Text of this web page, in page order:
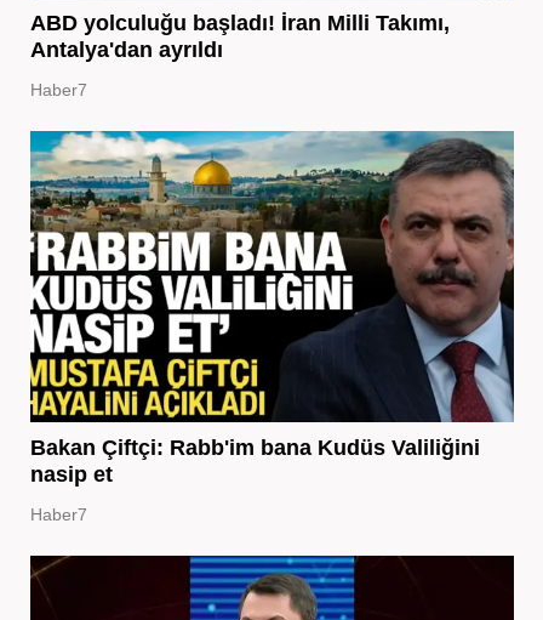
ABD yolculuğu başladı! İran Milli Takımı,
Antalya'dan ayrıldı
Haber7
Bakan Çiftçi: Rabb'im bana Kudüs Valiliğini
nasip et
Haber7